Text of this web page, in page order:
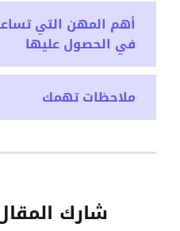
أهم المهن التي
في الحصول عليها
ملاحظات تهمك
شارك